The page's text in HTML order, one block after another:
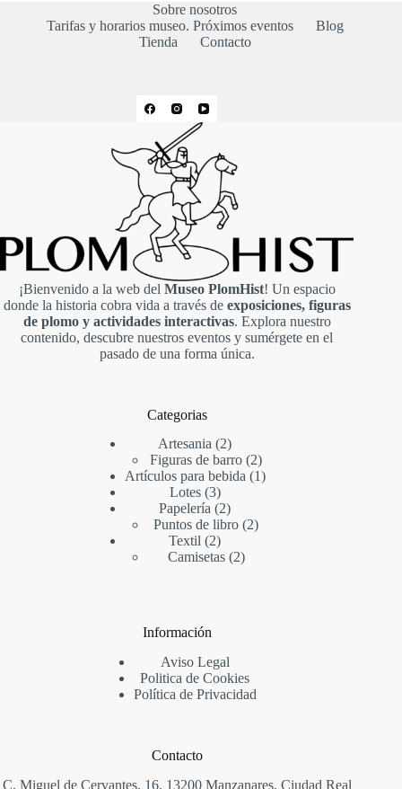
Sobre nosotros
Tarifas y horarios museo. Próximos eventos
Blog
Tienda
Contacto
¡Bienvenido a la web del Museo PlomHist! Un espacio
donde la historia cobra vida a través de exposiciones, figuras
de plomo y actividades interactivas. Explora nuestro
contenido, descubre nuestros eventos y sumérgete en el
pasado de una forma única.
Categorias
Artesania 22
productos
Figuras de barro 22
productos
Artículos para bebida 11
Lotes 33
productos
Papelería 22
productos
Puntos de libro 22
Textil 22
productos
Camisetas 22
Información
Aviso Legal
Politica de Cookies
Política de Privacidad
Contacto
C. Miguel de Cervantes, 16, 13200 Manzanares, Ciudad Real